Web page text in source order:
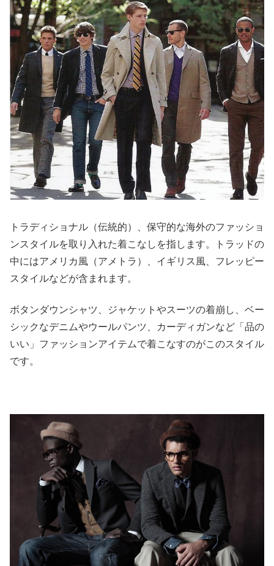
トラディショナル（伝統的）、保守的な海外のファッショ
ンスタイルを取り入れた着こなしを指します。トラッドの
中にはアメリカ風（アメトラ）、イギリス風、フレッピー
スタイルなどが含まれます。
ボタンダウンシャツ、ジャケットやスーツの着崩し、ベー
シックなデニムやウールパンツ、カーディガンなど「品の
いい」ファッションアイテムで着こなすのがこのスタイル
です。